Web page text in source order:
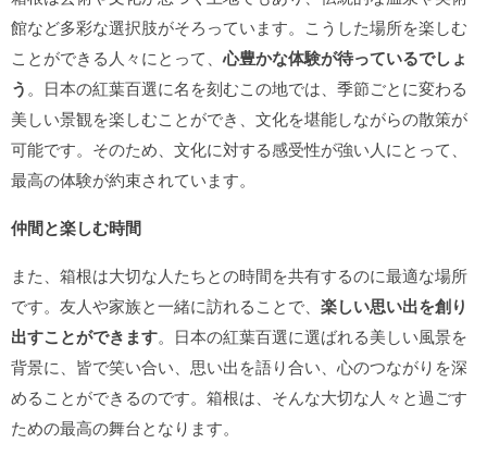
館など多彩な選択肢がそろっています。こうした場所を楽しむ
ことができる人々にとって、心豊かな体験が待っているでしょ
う 。日本の紅葉百選に名を刻むこの地では、季節ごとに変わる
美しい景観を楽しむことができ、文化を堪能しながらの散策が
可能です。そのため、文化に対する感受性が強い人にとって、
最高の体験が約束されています。
仲間と楽しむ時間
また、箱根は大切な人たちとの時間を共有するのに最適な場所
です。友人や家族と一緒に訪れることで、 楽しい思い出を創り
出すことができます。日本の紅葉百選に選ばれる美しい風景を
背景に、皆で笑い合い、思い出を語り合い、心のつながりを深
めることができるのです。箱根は、そんな大切な人々と過ごす
ための最高の舞台となります。